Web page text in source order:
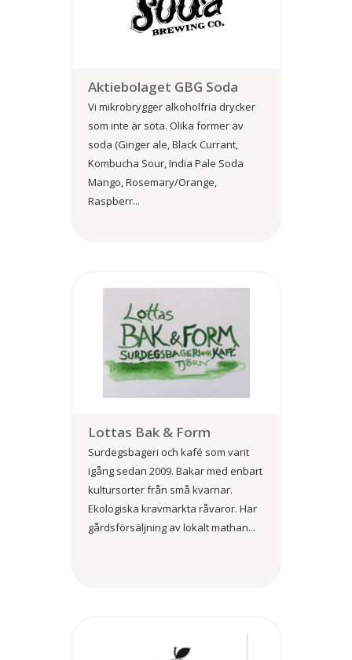
Aktiebolaget GBG Soda
Vi mikrobrygger alkoholfria drycker
som inte är söta. Olika former av
soda (Ginger ale, Black Currant,
Kombucha Sour, India Pale Soda
Mango, Rosemary/Orange,
Raspberr...
Lottas Bak & Form
Surdegsbageri och kafé som varit
igång sedan 2009. Bakar med enbart
kultursorter från små kvarnar.
Ekologiska kravmärkta råvaror. Har
gårdsförsäljning av lokalt mathan...